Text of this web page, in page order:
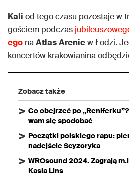
Kali od tego czasu pozostaje w
gościem podczas
ego naAtlasAreniew Łodzi.
koncertów krakowianina
Zobacz także
Co obejrzeć po
wam się spodobać
Początki polskiego rapu:
nadejście Scyzoryka
WROsound 2024. Zagrają
Kasia Lins